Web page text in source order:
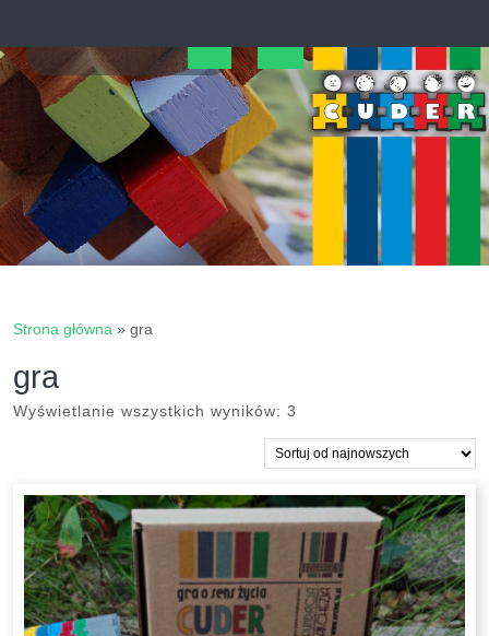
content
Open
Button
Strona główna » gra
gra
Wyświetlanie wszystkich wyników: 3
najnowszych